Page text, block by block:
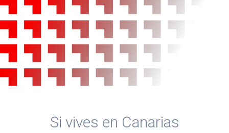
Si vives en Canarias